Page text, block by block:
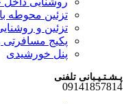
تزئین محوطه
تزئین و
پکیج مسافرتی
پنل خورشیدی
پـشـتـیـبانی تلفنی
09141857814